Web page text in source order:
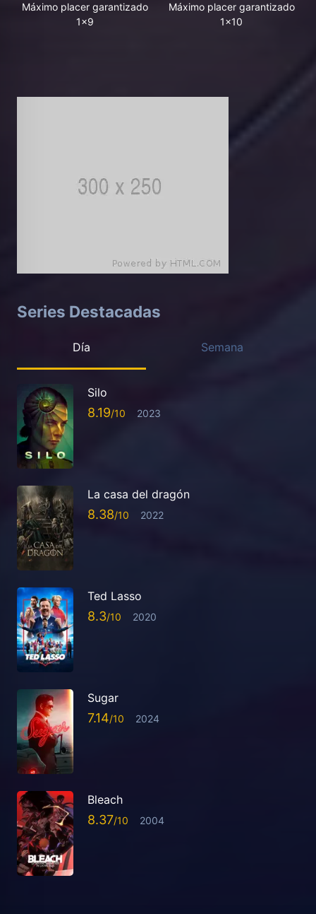
Máximo placer garantizado
1x9
Máximo placer garantizado
1x10
Series Destacadas
Día Semana
Silo
8.19 2023
La casa del dragón
8.38 2022
Ted Lasso
8.3 2020
Sugar
7.14 2024
Bleach
8.37 2004